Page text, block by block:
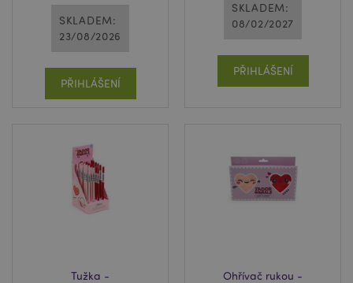
SKLADEM:
23/08/2026
PŘIHLÁŠENÍ
SKLADEM:
08/02/2027
PŘIHLÁŠENÍ
Tužka -
Ohřívač rukou -